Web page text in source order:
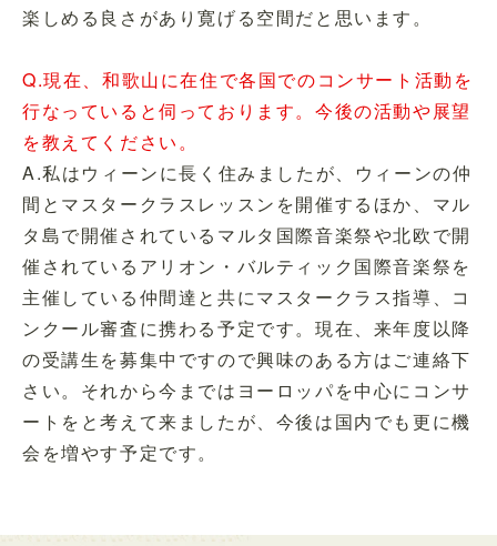
楽しめる良さがあり寛げる空間だと思います。
Q.現在、和歌山に在住で各国でのコンサート活動を
行なっていると伺っております。今後の活動や展望
を教えてください。
A.私はウィーンに長く住みましたが、ウィーンの仲
間とマスタークラスレッスンを開催するほか、マル
タ島で開催されているマルタ国際音楽祭や北欧で開
催されているアリオン・バルティック国際音楽祭を
主催している仲間達と共にマスタークラス指導、コ
ンクール審査に携わる予定です。現在、来年度以降
の受講生を募集中ですので興味のある方はご連絡下
さい。それから今まではヨーロッパを中心にコンサ
ートをと考えて来ましたが、今後は国内でも更に機
会を増やす予定です。